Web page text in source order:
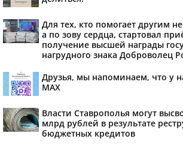
Для тех, кто помогает другим
а по зову сердца, стартовал
получение высшей награды
нагрудного знака Доброволец
Друзья, мы напоминаем, что у
МАХ
Власти Ставрополья могут
млрд рублей в результате
бюджетных кредитов